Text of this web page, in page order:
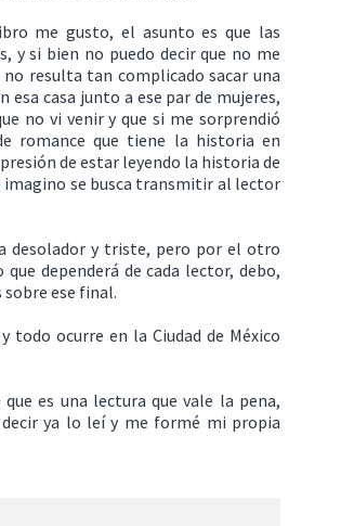
me gusto, el asunto es que las
y si bien no puedo decir que no me
resulta tan complicado sacar una
casa junto a ese par de mujeres,
no vi venir y que si me sorprendió
romance que tiene la historia en
de estar leyendo la historia de
imagino se busca transmitir al lector
desolador y triste, pero por el otro
dependerá de cada lector, debo,
ese final.
ocurre en la Ciudad de México
es una lectura que vale la pena,
ya lo leí y me formé mi propia